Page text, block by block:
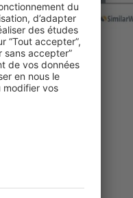
traduisant un
professionnels.